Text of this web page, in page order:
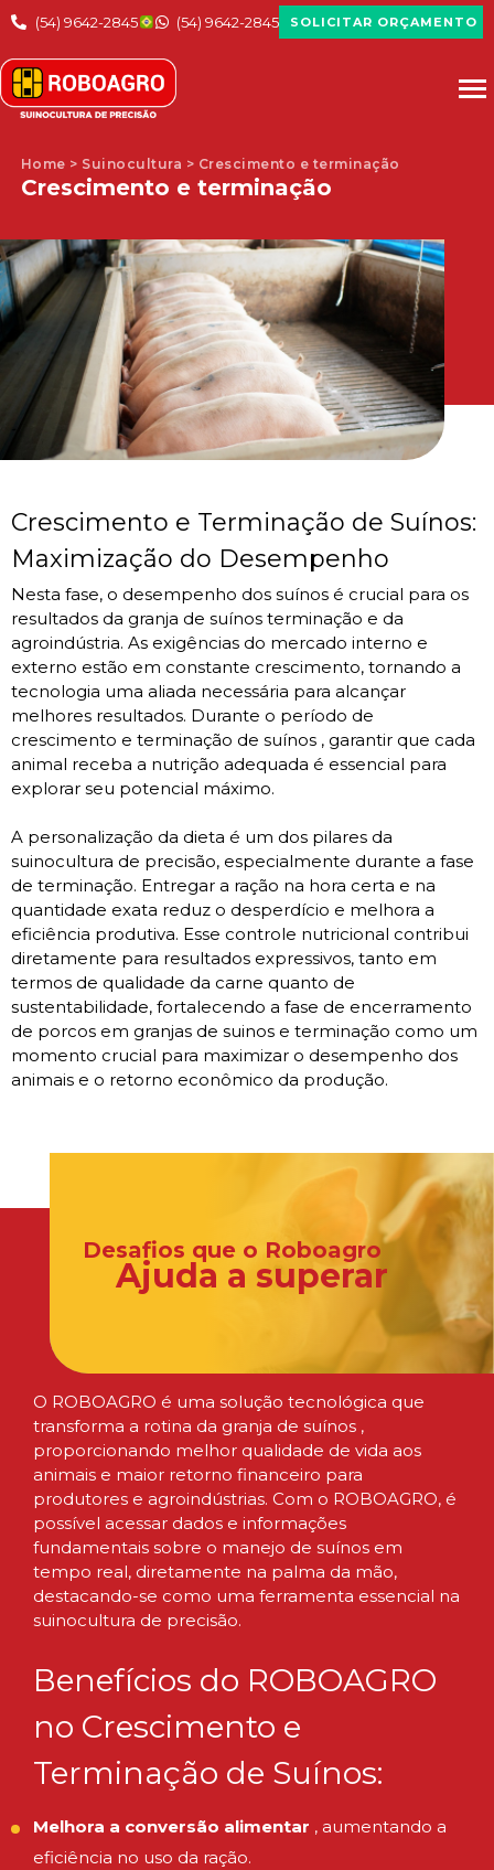
(54) 9642-2845 SOLICITAR ORÇAMENTO
(54) 9642-2845
Home > Suinocultura > Crescimento e terminação
Crescimento e terminação
Crescimento e Terminação de Suínos:
Maximização do Desempenho
Nesta fase, o desempenho dos suínos é crucial para os
resultados da granja de suínos terminação e da
agroindústria. As exigências do mercado interno e
externo estão em constante crescimento, tornando a
tecnologia uma aliada necessária para alcançar
melhores resultados. Durante o período de
crescimento e terminação de suínos , garantir que cada
animal receba a nutrição adequada é essencial para
explorar seu potencial máximo.
A personalização da dieta é um dos pilares da
suinocultura de precisão, especialmente durante a fase
de terminação. Entregar a ração na hora certa e na
quantidade exata reduz o desperdício e melhora a
eficiência produtiva. Esse controle nutricional contribui
diretamente para resultados expressivos, tanto em
termos de qualidade da carne quanto de
sustentabilidade, fortalecendo a fase de encerramento
de porcos em granjas de suinos e terminação como um
momento crucial para maximizar o desempenho dos
animais e o retorno econômico da produção.
Desafios que o Roboagro
Ajuda a superar
O ROBOAGRO é uma solução tecnológica que
transforma a rotina da granja de suínos ,
proporcionando melhor qualidade de vida aos
animais e maior retorno financeiro para
produtores e agroindústrias. Com o ROBOAGRO, é
possível acessar dados e informações
fundamentais sobre o manejo de suínos em
tempo real, diretamente na palma da mão,
destacando-se como uma ferramenta essencial na
suinocultura de precisão.
Benefícios do ROBOAGRO
no Crescimento e
Terminação de Suínos:
Melhora a conversão alimentar , aumentando a
eficiência no uso da ração.